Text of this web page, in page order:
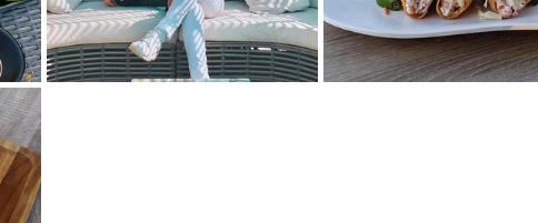
집/여행지 Campton-맛집/여행지 Cascade Locks-맛집/여행지